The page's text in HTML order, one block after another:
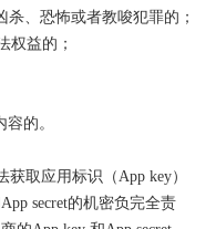
、恐怖或者教唆犯罪的；
益的；
的。
取应用标识（App key）
secret的机密负完全责